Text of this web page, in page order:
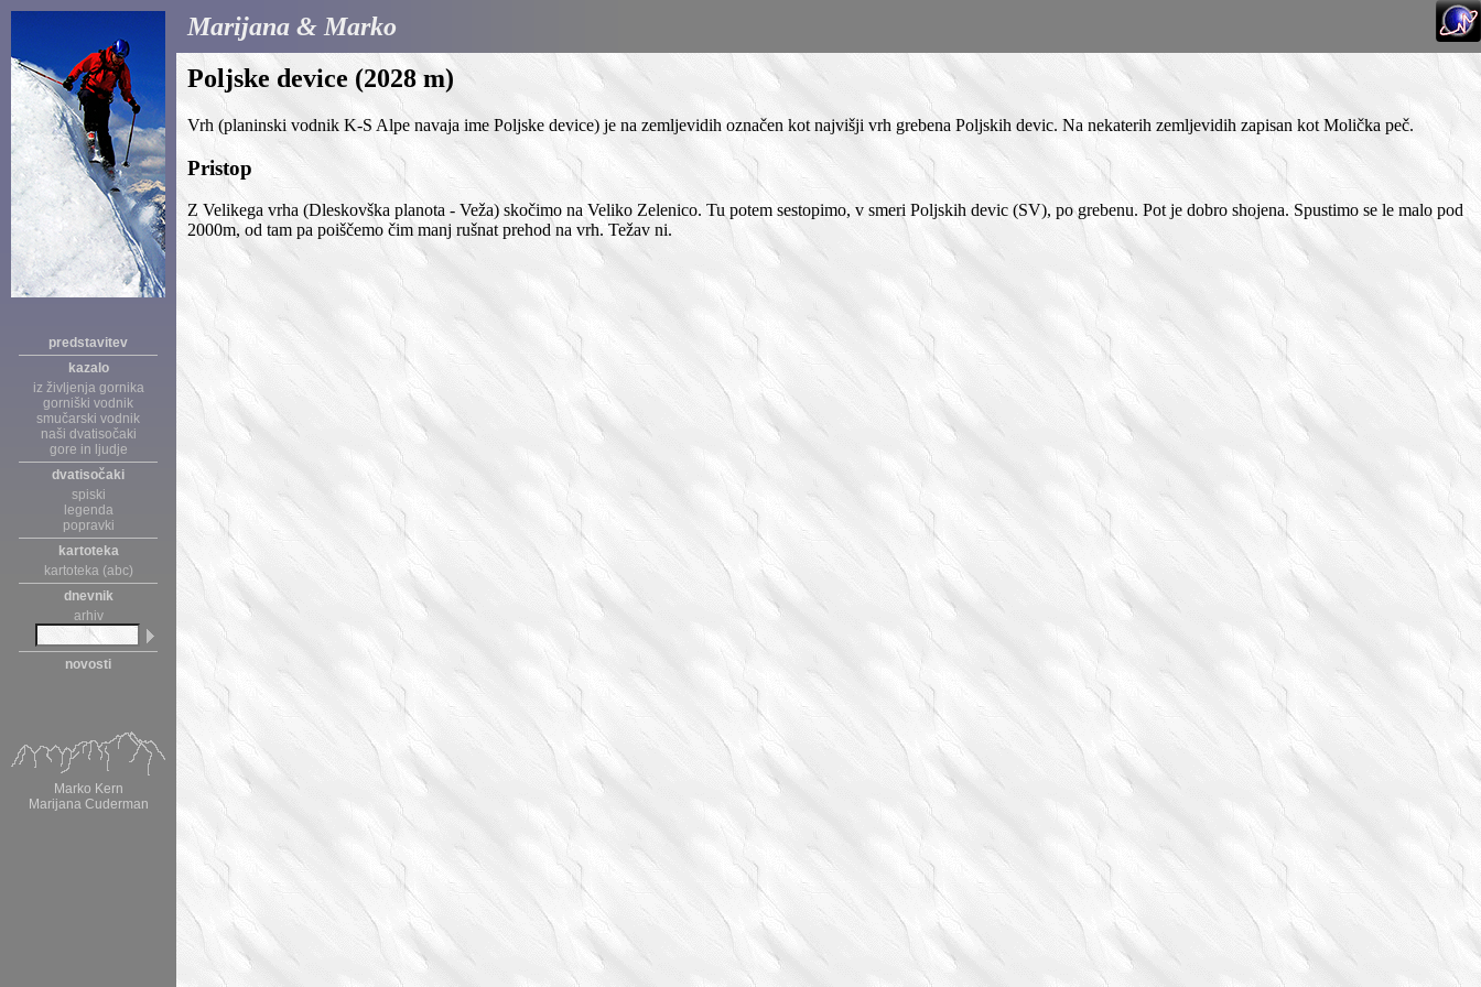
predstavitev
kazalo
iz življenja gornika
gorniški vodnik
smučarski vodnik
naši dvatisočaki
gore in ljudje
dvatisočaki
spiski
legenda
popravki
kartoteka
kartoteka (abc)
dnevnik
arhiv
novosti
Marko Kern
Marijana Cuderman
Marijana & Marko
Poljske device (2028 m)
Vrh (planinski vodnik K-S Alpe navaja ime Poljske device) je na zemljevidih označen kot najvišji vrh grebena Poljskih devic. Na nekaterih zemljevidih zapisan kot Molička peč.
Pristop
Z Velikega vrha (Dleskovška planota - Veža) skočimo na Veliko Zelenico. Tu potem sestopimo, v smeri Poljskih devic (SV), po grebenu. Pot je dobro shojena. Spustimo se le malo pod
2000m, od tam pa poiščemo čim manj rušnat prehod na vrh. Težav ni.